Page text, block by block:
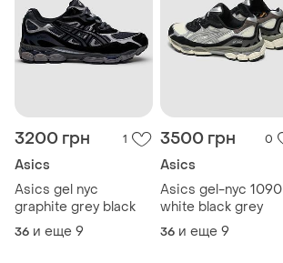
3200 грн 1
Asics
Asics gel nyc
graphite grey black
36 и еще 9
3500 грн 0
Asics
Asics gel-nyc 1090
white black grey
36 и еще 9